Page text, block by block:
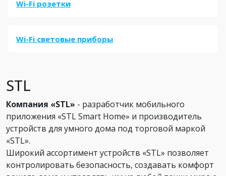
Wi-Fi розетки
Wi-Fi световые приборы
STL
Компания «STL» - разработчик мобильного
приложения «STL Smart Home» и производитель
устройств для умного дома под торговой маркой
«STL».
Широкий ассортимент устройств «STL» позволяет
контролировать безопасность, создавать комфорт